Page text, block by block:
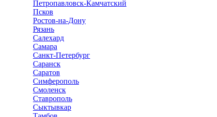
Петропавловск-Камчатский
Псков
Ростов-на-Дону
Рязань
Салехард
Самара
Санкт-Петербург
Саранск
Саратов
Симферополь
Смоленск
Ставрополь
Сыктывкар